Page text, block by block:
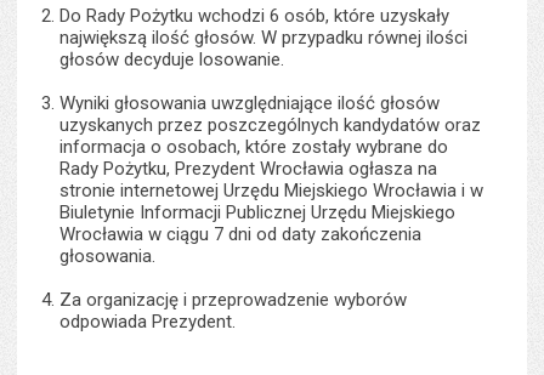
Do Rady Pożytku wchodzi 6 osób, które uzyskały
największą ilość głosów. W przypadku równej ilości
głosów decyduje losowanie.
Wyniki głosowania uwzględniające ilość głosów
uzyskanych przez poszczególnych kandydatów oraz
informacja o osobach, które zostały wybrane do
Rady Pożytku, Prezydent Wrocławia ogłasza na
stronie internetowej Urzędu Miejskiego Wrocławia i w
Biuletynie Informacji Publicznej Urzędu Miejskiego
Wrocławia w ciągu 7 dni od daty zakończenia
głosowania.
Za organizację i przeprowadzenie wyborów
odpowiada Prezydent.